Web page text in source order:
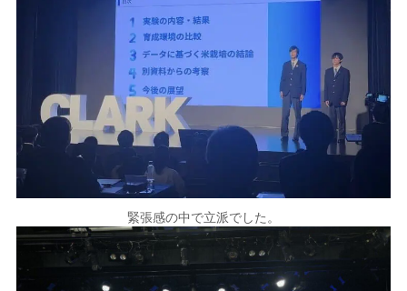
緊張感の中で立派でした。